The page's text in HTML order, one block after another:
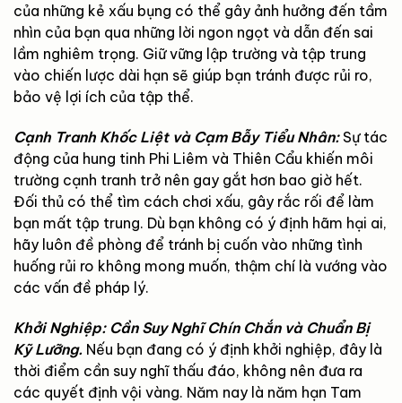
của những kẻ xấu bụng có thể gây ảnh hưởng đến tầm
nhìn của bạn qua những lời ngon ngọt và dẫn đến sai
lầm nghiêm trọng. Giữ vững lập trường và tập trung
vào chiến lược dài hạn sẽ giúp bạn tránh được rủi ro,
bảo vệ lợi ích của tập thể.
Cạnh Tranh Khốc Liệt và Cạm Bẫy Tiểu Nhân:Sự tác
động của hung tinh Phi Liêm và Thiên Cẩu khiến môi
trường cạnh tranh trở nên gay gắt hơn bao giờ hết.
Đối thủ có thể tìm cách chơi xấu, gây rắc rối để làm
bạn mất tập trung. Dù bạn không có ý định hãm hại ai,
hãy luôn đề phòng để tránh bị cuốn vào những tình
huống rủi ro không mong muốn, thậm chí là vướng vào
các vấn đề pháp lý.
Khởi Nghiệp: Cần Suy Nghĩ Chín Chắn và Chuẩn Bị
Kỹ Lưỡng. Nếu bạn đang có ý định khởi nghiệp, đây là
thời điểm cần suy nghĩ thấu đáo, không nên đưa ra
các quyết định vội vàng. Năm nay là năm hạn Tam